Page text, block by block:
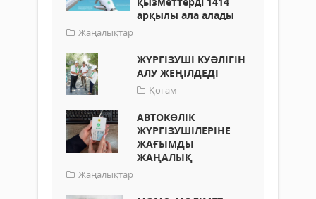
арқылы ала алады
Жаңалықтар
ЖҮРГІЗУШІ КУӘЛІГІН
АЛУ ЖЕҢІЛДЕДІ
Қоғам
АВТОКӨЛІК
ЖҮРГІЗУШІЛЕРІНЕ
ЖАҒЫМДЫ
ЖАҢАЛЫҚ
Жаңалықтар